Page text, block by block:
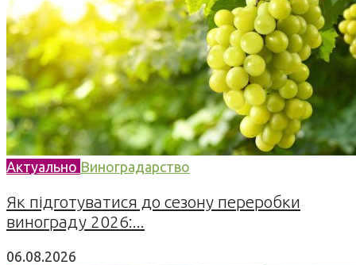
Актуально Виноградарство
Як підготуватися до сезону переробки
винограду 2026:...
06.08.2026